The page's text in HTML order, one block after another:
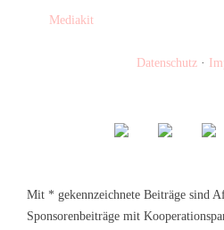
Mediakit
Datenschutz·
Mit * gekennzeichnete Beiträge sind
Sponsorenbeiträge mit